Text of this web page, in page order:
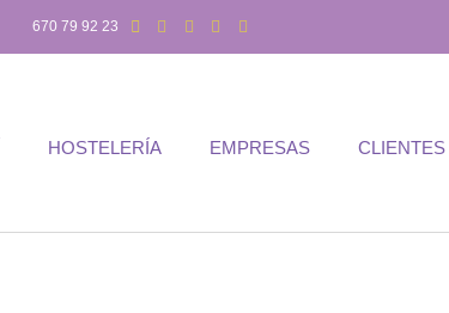
670 79 92 23
HOSTELERÍA EMPRESAS CLIENTES